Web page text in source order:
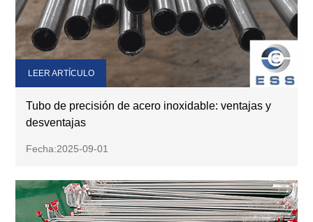
Tubo de precisión de acero inoxidable: ventajas y
desventajas
Fecha:2025-09-01
LEER ARTÍCULO